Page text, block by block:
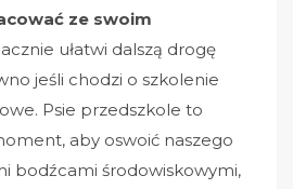
ze swoim
ułatwi dalszą drogę
jeśli chodzi o szkolenie
Psie przedszkole to
aby oswoić naszego
bodźcami środowiskowymi,